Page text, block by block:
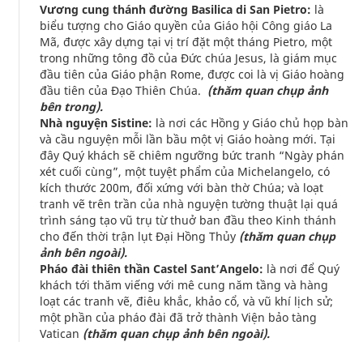
Vương cung thánh đường Basilica di San Pietro: là
biểu tượng cho Giáo quyền của Giáo hội Công giáo La
Mã, được xây dựng tại vị trí đặt một tháng Pietro, một
trong những tông đồ của Đức chúa Jesus, là giám mục
đầu tiên của Giáo phận Rome, được coi là vị Giáo hoàng
đầu tiên của Đạo Thiên Chúa. (thăm quan chụp ảnh
bên trong).
Nhà nguyện Sistine: là nơi các Hồng y Giáo chủ họp bàn
và cầu nguyện mỗi lần bầu một vị Giáo hoàng mới. Tại
đây Quý khách sẽ chiêm ngưỡng bức tranh “Ngày phán
xét cuối cùng”, một tuyệt phẩm của Michelangelo, có
kích thước 200m, đối xứng với bàn thờ Chúa; và loạt
tranh vẽ trên trần của nhà nguyện tường thuật lại quá
trình sáng tạo vũ trụ từ thuở ban đầu theo Kinh thánh
cho đến thời trận lụt Đại Hồng Thủy (thăm quan chụp
ảnh bên ngoài).
Pháo đài thiên thần Castel Sant’Angelo: là nơi để Quý
khách tới thăm viếng với mê cung năm tầng và hàng
loạt các tranh vẽ, điêu khắc, khảo cổ, và vũ khí lịch sử;
một phần của pháo đài đã trở thành Viện bảo tàng
Vatican (thăm quan chụp ảnh bên ngoài).